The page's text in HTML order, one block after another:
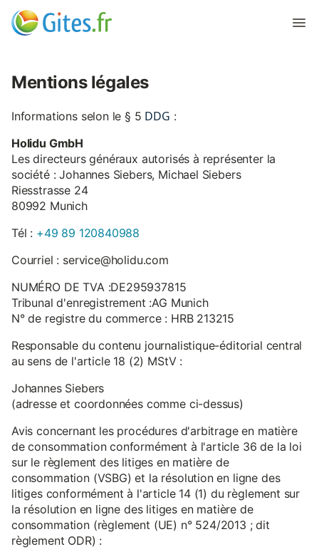
Mentions légales
Informations selon le § 5 DDG :
Holidu GmbH
Les directeurs généraux autorisés à représenter la
société : Johannes Siebers, Michael Siebers
Riesstrasse 24
80992 Munich
Tél : +49 89 120840988
Courriel : service@holidu.com
NUMÉRO DE TVA :DE295937815
Tribunal d'enregistrement :AG Munich
N° de registre du commerce : HRB 213215
Responsable du contenu journalistique-éditorial central
au sens de l'article 18 (2) MStV :
Johannes Siebers
(adresse et coordonnées comme ci-dessus)
Avis concernant les procédures d'arbitrage en matière
de consommation conformément à l'article 36 de la loi
sur le règlement des litiges en matière de
consommation (VSBG) et la résolution en ligne des
litiges conformément à l'article 14 (1) du règlement sur
la résolution en ligne des litiges en matière de
consommation (règlement (UE) n° 524/2013 ; dit
règlement ODR) :